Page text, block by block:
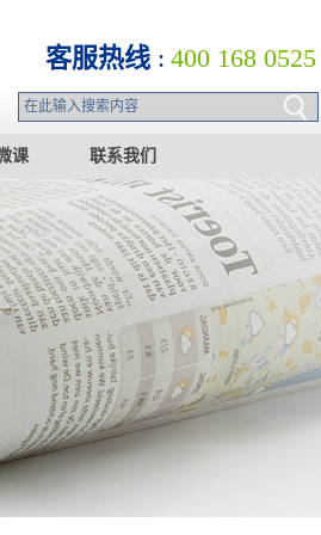
客服热线 : 400 168 0525
课 联系我们